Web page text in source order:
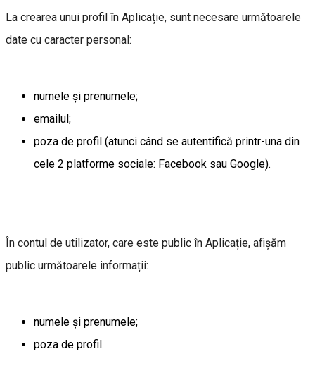
La crearea unui profil în Aplicație, sunt necesare următoarele
date cu caracter personal:
numele și prenumele;
emailul;
poza de profil (atunci când se autentifică printr-una din
cele 2 platforme sociale: Facebook sau Google).
În contul de utilizator, care este public în Aplicație, afișăm
public următoarele informații:
numele și prenumele;
poza de profil.